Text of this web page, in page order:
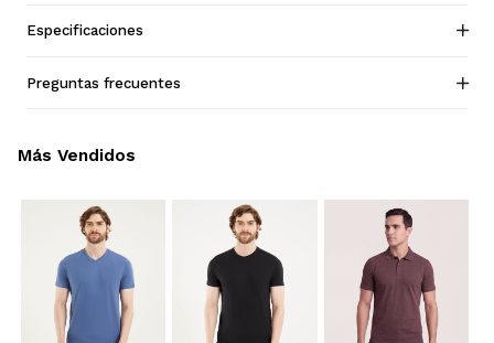
Especificaciones
Preguntas frecuentes
Más Vendidos